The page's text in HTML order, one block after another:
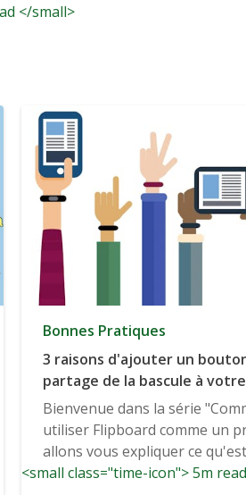
</small>
Bonnes Pratiques
3 raisons d'ajouter un
partage de la bascule à
Bienvenue dans la série
utiliser Flipboard comme un
allons vous expliquer ce
magazine Flipboard, comment
<small class="time-icon"> 5m